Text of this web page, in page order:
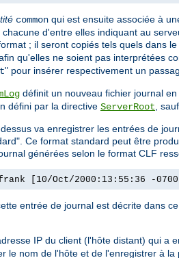
common qui est ensuite associée à
d'entre elles indiquant au
; il seront copiés tels quels dans
qu'elles ne soient pas interprétées
" pour insérer respectivement un
définit un nouveau fichier journal
défini par la directive ServerRoot,
va enregistrer les entrées de
Ce format standard peut être
générées selon le format CLF
[10/Oct/2000:13:55:36 -
entrée de journal est décrite dans
IP du client (l'hôte distant) qui a
le nom de l'hôte et de l'enregistrer à